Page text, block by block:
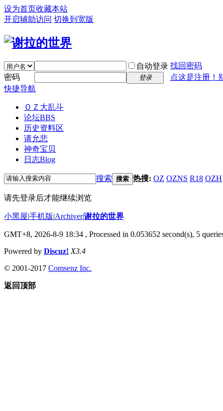
设为首页收藏本站
开启辅助访问 切换到宽版
自动登录 找回密码
密码
登录
点这是注册！
快捷导航
ＯＺ大乱斗
论坛BBS
历史资料区
请允悲
神奇宝贝
日志Blog
搜索 搜索 热搜: OZ OZNS R18 OZH
请先登录后才能继续浏览
小黑屋|手机版|Archiver|谢拉的世界
GMT+8, 2026-8-9 18:34 , Processed in 0.053652 second(s), 5
Powered by Discuz! X3.4
© 2001-2017 Comsenz Inc.
返回顶部